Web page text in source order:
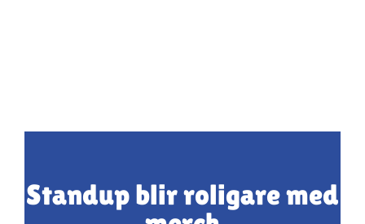
Standup blir roligare med